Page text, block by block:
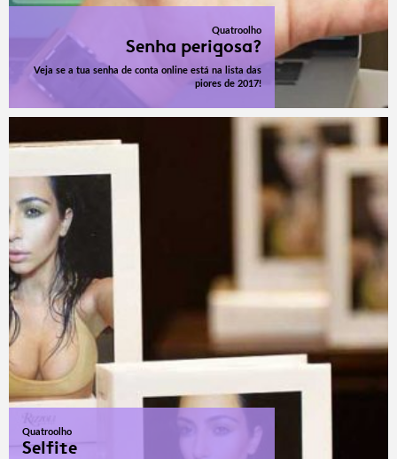
Quatroolho
Senha perigosa?
Veja se a tua senha de conta online está na lista das
piores de 2017!
Quatroolho
Selfite